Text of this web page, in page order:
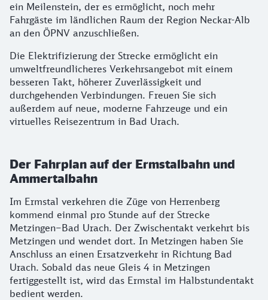
ein Meilenstein, der es ermöglicht, noch mehr
Fahrgäste im ländlichen Raum der Region Neckar-Alb
an den ÖPNV anzuschließen.
Die Elektrifizierung der Strecke ermöglicht ein
umweltfreundlicheres Verkehrsangebot mit einem
besseren Takt, höherer Zuverlässigkeit und
durchgehenden Verbindungen. Freuen Sie sich
außerdem auf neue, moderne Fahrzeuge und ein
virtuelles Reisezentrum in Bad Urach.
Der Fahrplan auf der Ermstalbahn und
Ammertalbahn
Im Ermstal verkehren die Züge von Herrenberg
kommend einmal pro Stunde auf der Strecke
Metzingen–Bad Urach. Der Zwischentakt verkehrt bis
Metzingen und wendet dort. In Metzingen haben Sie
Anschluss an einen Ersatzverkehr in Richtung Bad
Urach. Sobald das neue Gleis 4 in Metzingen
fertiggestellt ist, wird das Ermstal im Halbstundentakt
bedient werden.